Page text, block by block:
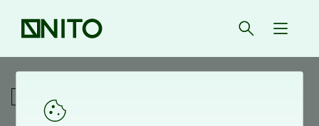
Forsiden Åpne søk
{
NITO Intro 1: Kurs for nye
For tillitsvalgte